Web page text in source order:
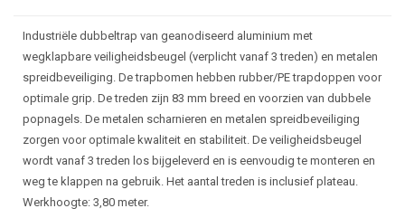
Industriële dubbeltrap van geanodiseerd aluminium met
wegklapbare veiligheidsbeugel (verplicht vanaf 3 treden) en metalen
spreidbeveiliging. De trapbomen hebben rubber/PE trapdoppen voor
optimale grip. De treden zijn 83 mm breed en voorzien van dubbele
popnagels. De metalen scharnieren en metalen spreidbeveiliging
zorgen voor optimale kwaliteit en stabiliteit. De veiligheidsbeugel
wordt vanaf 3 treden los bijgeleverd en is eenvoudig te monteren en
weg te klappen na gebruik. Het aantal treden is inclusief plateau.
Werkhoogte: 3,80 meter.